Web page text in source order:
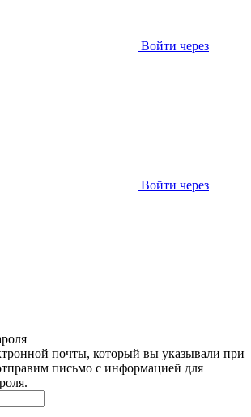
Войти через
Войти через
почты, который вы указывали при
письмо с информацией для